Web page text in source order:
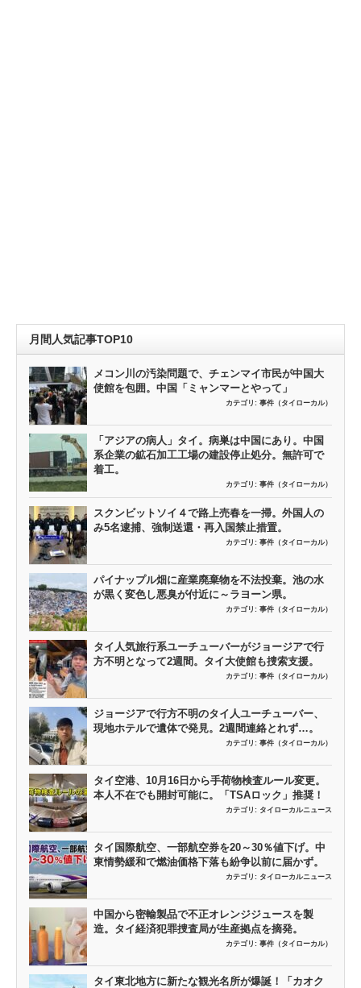
月間人気記事TOP10
メコン川の汚染問題で、チェンマイ市民が中国大
使館を包囲。中国「ミャンマーとやって」
カテゴリ: 事件（タイローカル）
「アジアの病人」タイ。病巣は中国にあり。中国
系企業の鉱石加工工場の建設停止処分。無許可で
着工。
カテゴリ: 事件（タイローカル）
スクンビットソイ４で路上売春を一掃。外国人の
み5名逮捕、強制送還・再入国禁止措置。
カテゴリ: 事件（タイローカル）
パイナップル畑に産業廃棄物を不法投棄。池の水
が黒く変色し悪臭が付近に～ラヨーン県。
カテゴリ: 事件（タイローカル）
タイ人気旅行系ユーチューバーがジョージアで行
方不明となって2週間。タイ大使館も捜索支援。
カテゴリ: 事件（タイローカル）
ジョージアで行方不明のタイ人ユーチューバー、
現地ホテルで遺体で発見。2週間連絡とれず…。
カテゴリ: 事件（タイローカル）
タイ空港、10月16日から手荷物検査ルール変更。
本人不在でも開封可能に。「TSAロック」推奨！
カテゴリ: タイローカルニュース
タイ国際航空、一部航空券を20～30％値下げ。中
東情勢緩和で燃油価格下落も紛争以前に届かず。
カテゴリ: タイローカルニュース
中国から密輸製品で不正オレンジジュースを製
造。タイ経済犯罪捜査局が生産拠点を摘発。
カテゴリ: 事件（タイローカル）
タイ東北地方に新たな観光名所が爆誕！「カオク